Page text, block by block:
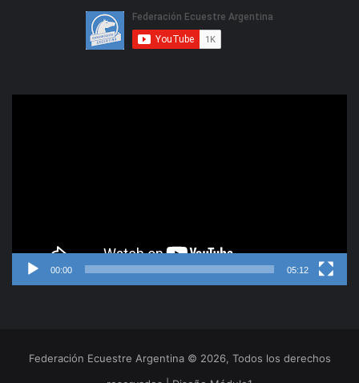
00:00 05:12
Federación Ecuestre Argentina © 2026, Todos los derechos